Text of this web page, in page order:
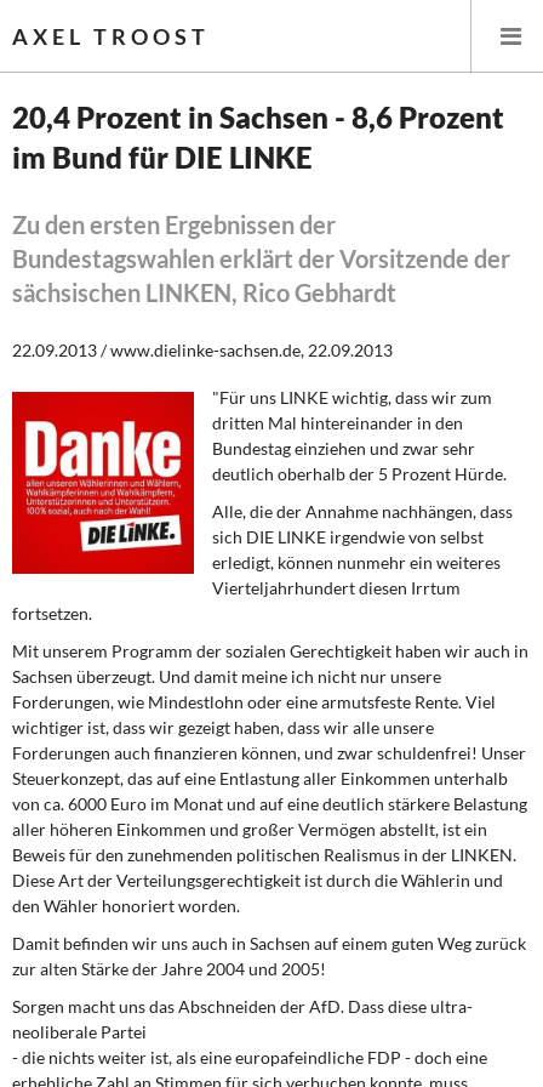
AXEL TROOST
Startseite
Themen
Leitlinien linker Wirtschafts- und Finanzpolitik
Steuer- und Finanzpolitik
Öffentliche Infrastruktur und Daseinsvorsorge
Eurokrise und Griechenland
DIE LINKE
Weitere Themen
Memo-Gruppe
Institut Solidarische Moderne
Rosa-Luxemburg-Stiftung
Über mich
Kontakt
20,4 Prozent in Sachsen - 8,6 Prozent
im Bund für DIE LINKE
Zu den ersten Ergebnissen der
Bundestagswahlen erklärt der Vorsitzende der
sächsischen LINKEN, Rico Gebhardt
22.09.2013 / www.dielinke-sachsen.de, 22.09.2013
"Für uns LINKE wichtig, dass wir zum
dritten Mal hintereinander in den
Bundestag einziehen und zwar sehr
deutlich oberhalb der 5 Prozent Hürde.
Alle, die der Annahme nachhängen, dass
sich DIE LINKE irgendwie von selbst
erledigt, können nunmehr ein weiteres
Vierteljahrhundert diesen Irrtum
fortsetzen.
Mit unserem Programm der sozialen Gerechtigkeit haben wir auch in
Sachsen überzeugt. Und damit meine ich nicht nur unsere
Forderungen, wie Mindestlohn oder eine armutsfeste Rente. Viel
wichtiger ist, dass wir gezeigt haben, dass wir alle unsere
Forderungen auch finanzieren können, und zwar schuldenfrei! Unser
Steuerkonzept, das auf eine Entlastung aller Einkommen unterhalb
von ca. 6000 Euro im Monat und auf eine deutlich stärkere Belastung
aller höheren Einkommen und großer Vermögen abstellt, ist ein
Beweis für den zunehmenden politischen Realismus in der LINKEN.
Diese Art der Verteilungsgerechtigkeit ist durch die Wählerin und
den Wähler honoriert worden.
Damit befinden wir uns auch in Sachsen auf einem guten Weg zurück
zur alten Stärke der Jahre 2004 und 2005!
Sorgen macht uns das Abschneiden der AfD. Dass diese ultra-
neoliberale Partei
- die nichts weiter ist, als eine europafeindliche FDP - doch eine
erhebliche Zahl an Stimmen für sich verbuchen konnte, muss